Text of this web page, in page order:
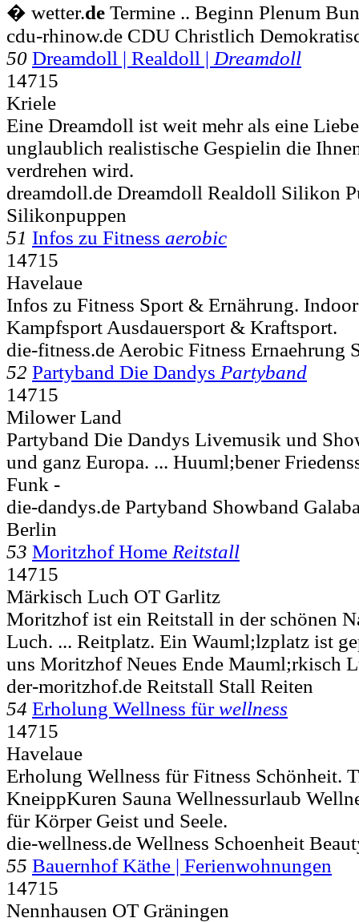
� wetter.de Termine .. Beginn Plenum
cdu-rhinow.de CDU Christlich
50 Dreamdoll | Realdoll | Dreamdoll
14715
Kriele
Eine Dreamdoll ist weit mehr als eine
unglaublich realistische Gespielin die
verdrehen wird.
dreamdoll.de Dreamdoll Realdoll Silikon
Silikonpuppen
51 Infos zu Fitness aerobic
14715
Havelaue
Infos zu Fitness Sport & Ernährung.
Kampfsport Ausdauersport & Kraftsport.
die-fitness.de Aerobic Fitness Ernaehrung
52 Partyband Die Dandys Partyband
14715
Milower Land
Partyband Die Dandys Livemusik und
und ganz Europa. ... Huuml;bener
Funk -
die-dandys.de Partyband Showband
Berlin
53 Moritzhof Home Reitstall
14715
Märkisch Luch OT Garlitz
Moritzhof ist ein Reitstall in der schönen
Luch. ... Reitplatz. Ein Wauml;lzplatz ist
uns Moritzhof Neues Ende Mauml;rkisch
der-moritzhof.de Reitstall Stall Reiten
54 Erholung Wellness fürwellness
14715
Havelaue
Erholung Wellness für Fitness Schönheit.
KneippKuren Sauna Wellnessurlaub
für Körper Geist und Seele.
die-wellness.de Wellness Schoenheit
55 Bauernhof Käthe | Ferienwohnungen
14715
Nennhausen OT Gräningen